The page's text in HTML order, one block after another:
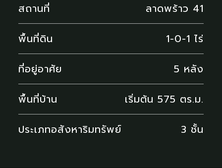
สถานที่ ลาดพร้าว 41
พื้นที่ดิน 1-0-1 ไร่
ที่อยู่อาศัย 5 หลัง
พื้นที่บ้าน เริ่มต้น 575 ตร.ม.
ประเภทอสังหาริมทรัพย์ 3 ชั้น